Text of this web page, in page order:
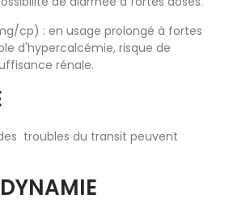
cp) : en usage prolongé à fortes
d'hypercalcémie, risque de
rénale.
troubles du transit peuvent